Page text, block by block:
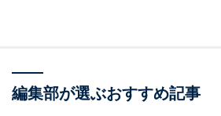
編集部が選ぶおすすめ記事